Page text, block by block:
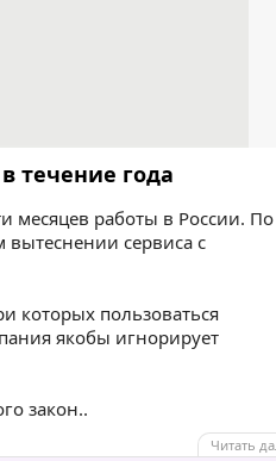
течение года
месяцев работы в России. По
сервиса с
которых пользоваться
якобы игнорирует
закон..
Читать